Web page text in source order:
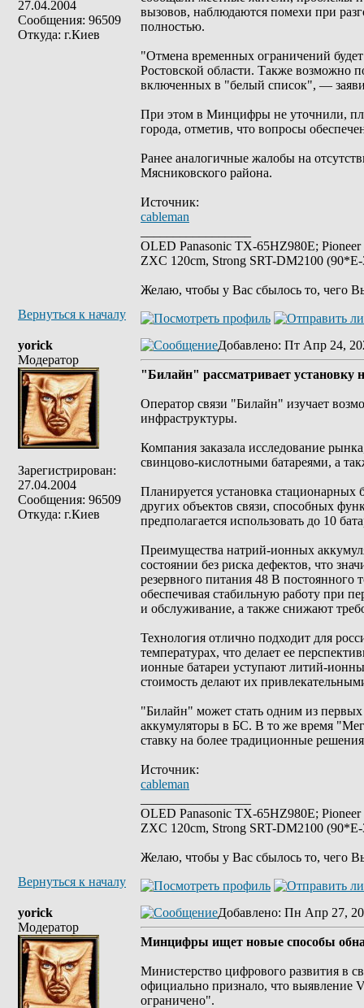
27.04.2004
Сообщения: 96509
Откуда: г.Киев
вызовов, наблюдаются помехи при
полностью.
"Отмена временных ограничений
Ростовской области. Также возможно
включенных в "белый список", —
При этом в Минцифры не уточнили,
города, отметив, что вопросы
Ранее аналогичные жалобы на
Мясниковского района.
Источник:
cableman
OLED Panasonic TX-65HZ980E;
ZXC 120cm, Strong SRT-DM2100
Желаю, чтобы у Вас сбылось то, чего
Вернуться к началу
yorick
Модератор
Зарегистрирован:
27.04.2004
Сообщения: 96509
Откуда: г.Киев
Добавлено: Пт Апр 24,
"Билайн" рассматривает установку
Оператор связи "Билайн" изучает
инфраструктуры.
Компания заказала исследование
свинцово-кислотными батареями, а
Планируется установка стационарных
других объектов связи, способных
предполагается использовать до 10
Преимущества натрий-ионных
состоянии без риска дефектов, что
резервного питания 48 В постоянного
обеспечивая стабильную работу при
и обслуживание, а также снижают
Технология отлично подходит для
температурах, что делает ее
ионные батареи уступают литий-
стоимость делают их
"Билайн" может стать одним из
аккумуляторы в БС. В то же время
ставку на более традиционные
Источник:
cableman
OLED Panasonic TX-65HZ980E;
ZXC 120cm, Strong SRT-DM2100
Желаю, чтобы у Вас сбылось то, чего
Вернуться к началу
yorick
Модератор
Добавлено: Пн Апр 27,
Минцифры ищет новые способы
Министерство цифрового развития в
официально признало, что выявление
ограничено".